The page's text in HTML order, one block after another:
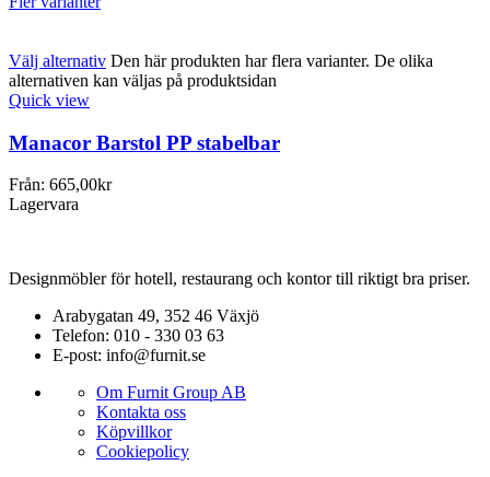
Välj alternativ Den här produkten har flera varianter. De olika
alternativen kan väljas på produktsidan
Quick view
Manacor Barstol PP stabelbar
Från: 665,00kr
Lagervara
Designmöbler för hotell, restaurang och kontor till riktigt bra priser.
Arabygatan 49, 352 46 Växjö
Telefon: 010 - 330 03 63
E-post: info@furnit.se
Om Furnit Group AB
Kontakta oss
Köpvillkor
Cookiepolicy